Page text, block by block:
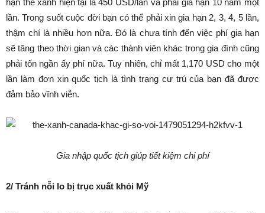
hạn thẻ xanh hiện tại là 450 USD/lần và phải gia hạn 10 năm một
lần. Trong suốt cuộc đời bạn có thể phải xin gia hạn 2, 3, 4, 5 lần,
thậm chí là nhiều hơn nữa. Đó là chưa tính đến việc phí gia hạn
sẽ tăng theo thời gian và các thành viên khác trong gia đình cũng
phải tốn ngần ấy phí nữa. Tuy nhiên, chỉ mất 1,170 USD cho một
lần làm đơn xin quốc tịch là tình trạng cư trú của bạn đã được
đảm bảo vĩnh viễn.
Gia nhập quốc tịch giúp tiết kiệm chi phí
2/ Tránh nỗi lo bị trục xuất khỏi Mỹ